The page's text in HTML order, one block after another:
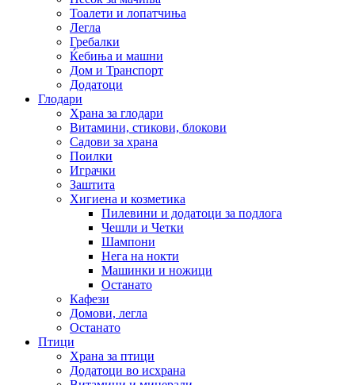
Тоалети и лопатчиња
Легла
Гребалки
Ќебиња и машни
Дом и Транспорт
Додатоци
Глодари
Храна за глодари
Витамини, стикови, блокови
Садови за храна
Поилки
Играчки
Заштита
Хигиена и козметика
Пилевини и додатоци за подлога
Чешли и Четки
Шампони
Нега на нокти
Машинки и ножици
Останато
Кафези
Домови, легла
Останато
Птици
Храна за птици
Додатоци во исхрана